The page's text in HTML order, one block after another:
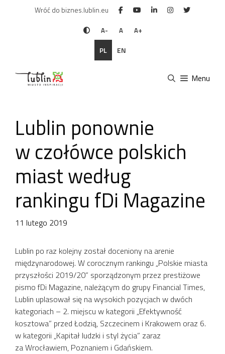
Wróć do biznes.lublin.eu
A- A A+
PL EN
Menu
Lublin ponownie
w czołówce polskich
miast według
rankingu fDi Magazine
11 lutego 2019
Lublin po raz kolejny został doceniony na arenie
międzynarodowej. W corocznym rankingu „Polskie miasta
przyszłości 2019/20” sporządzonym przez prestiżowe
pismo fDi Magazine, należącym do grupy Financial Times,
Lublin uplasował się na wysokich pozycjach w dwóch
kategoriach – 2. miejscu w kategorii „Efektywność
kosztowa” przed Łodzią, Szczecinem i Krakowem oraz 6.
w kategorii „Kapitał ludzki i styl życia” zaraz
za Wrocławiem, Poznaniem i Gdańskiem.